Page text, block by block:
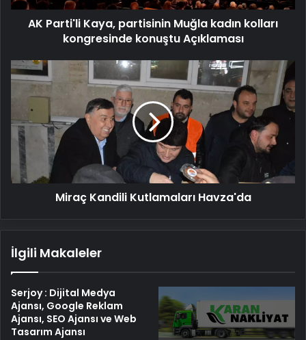
konuştu
Açıklaması
AK Parti'li Kaya, partisinin Muğla kadın kolları
kongresinde konuştu Açıklaması
Miraç
Kandili
Kutlamaları
Havza'da
Miraç Kandili Kutlamaları Havza'da
İlgili Makaleler
Serjoy : Dijital Medya
Ajansı, Google Reklam
Ajansı, SEO Ajansı ve Web
Tasarım Ajansı